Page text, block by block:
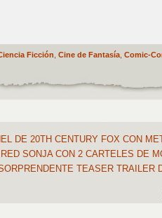
Ficción Cine de Fantasía, Comic-
DE 20TH CENTURY FOX CON
SONJA CON 2 CARTELES DE
TEASER TRAILER